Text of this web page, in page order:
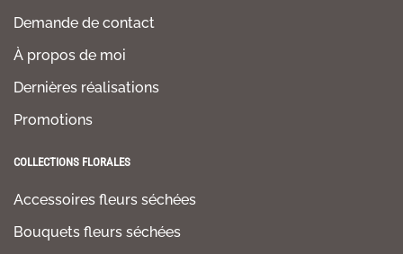
Demande de contact
À propos de moi
Dernières réalisations
Promotions
COLLECTIONS FLORALES
Accessoires fleurs séchées
Bouquets fleurs séchées